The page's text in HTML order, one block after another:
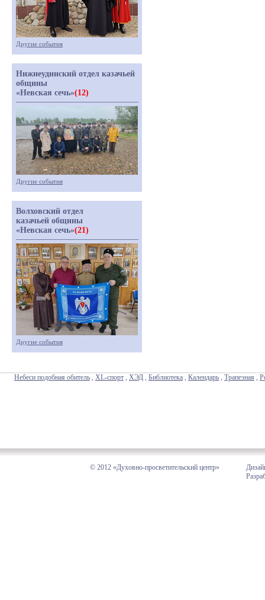
Другие события
Нижнеудинский отдел казачьей
общины
«Невская сечь»(12)
Другие события
Волховский отдел
казачьей общины
«Невская сечь»(21)
Другие события
Небеси подобная обитель , XL-спорт , ХЭД , Библиотека , Календарь , Трапезная ,
© 2012 «Духовно-просветительский центр»